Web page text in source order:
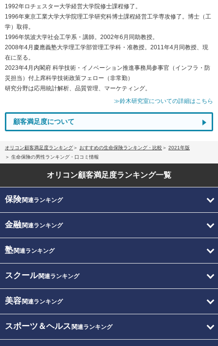
1992年ロチェスター大学経営大学院修士課程修了。
1996年東京工業大学大学院理工学研究科博士課程経営工学専攻修了。博士（工
学）取得。
1996年筑波大学社会工学系・講師。2002年6月同助教授。
2008年4月慶應義塾大学理工学部管理工学科・准教授。2011年4月同教授、現
在に至る。
2023年4月内閣府 科学技術・イノベーション推進事務局参事官（インフラ・防
災担当）付上席科学技術政策フェロー（非常勤）
研究分野は応用統計解析、品質管理、マーケティング。
≫鈴木研究室についての詳細はこちら
顧客満足度について
オリコン顧客満足度ランキング おすすめの生命保険ランキング・比較
2021年版
生命保険の男性ランキング・口コミ情報
オリコン顧客満足度ランキング一覧
保険関連ランキング
金融関連ランキング
塾関連ランキング
スクール関連ランキング
美容関連ランキング
スポーツ＆ヘルス 関連ランキング